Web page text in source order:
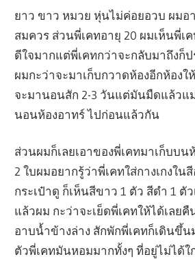
ยาว ขาว หมวย หุ่นไม่ค่อยอวบ ผมอ
สมควร ส่วนพี่เคทอายุ 20 ผมเห็นพี่เ
ดีใจมากแต่พี่เคทกว่าจะกลับมาถึงก็
ผมกะว่าจะมาเก็บกวาดห้องอีกห้องใ
จะมานอนสัก 2-3 วันแต่มันมืดแล้วแ
นอนห้องอาทร์ ไปก่อนแล้วกัน
ส่วนผมก็เลยเอาของพี่เคทมาเก็บบน
2 ใบผมอยากรู้ว่าพี่เคทใส่กางเกงใน
กระเป๋าดู ก็เห็นสีขาว 1 ตัว สีดำ 1 ตั
แล้วผม กะว่าจะเย็ดพี่เคทให้ได้เลย
อาบน้ำข้างล่าง สักพักพี่เคทก็เดินขึ้
ตัวพี่เคทมันหอมมากทั้งๆ ที่อยู่ไม่ได้ใ